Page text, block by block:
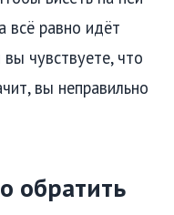
всё равно идёт
чувствуете, что
вы неправильно
обратить